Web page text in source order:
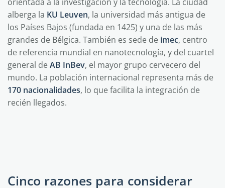
alberga la KU Leuven, la universidad más antigua de
los Países Bajos (fundada en 1425) y una de las más
grandes de Bélgica. También es sede de imec, centro
de referencia mundial en nanotecnología, y del cuartel
general deAB InBev, el mayor grupo cervecero del
mundo. La población internacional representa más de
170 nacionalidades, lo que facilita la integración de
recién llegados.
Cinco razones para considerar